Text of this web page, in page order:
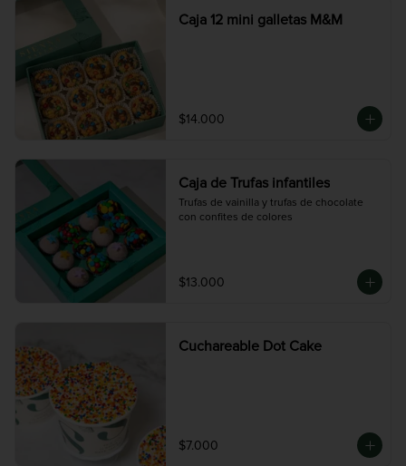
Caja 12 mini galletas M&M
$14.000
Caja de Trufas infantiles
Trufas de vainilla y trufas de chocolate
con confites de colores
$13.000
Cuchareable Dot Cake
$7.000